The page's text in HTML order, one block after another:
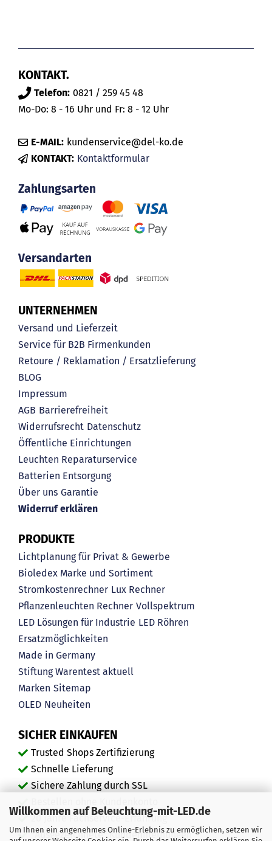
Willkommen auf Beleuchtung-mit-LED.de
Um Ihnen ein angenehmes Online-Erlebnis zu ermöglichen, setzen wir
KONTAKT.
Telefon: 0821 / 259 45 48
Mo-Do: 8 - 16 Uhr und Fr: 8 - 12 Uhr
E-MAIL: kundenservice@del-ko.de
KONTAKT: Kontaktformular
Zahlungsarten
Versandarten
UNTERNEHMEN
Versand und Lieferzeit
Service für B2B Firmenkunden
Retoure / Reklamation / Ersatzlieferung
BLOG
Impressum
AGB Barrierefreiheit
Widerrufsrecht Datenschutz
Öffentliche Einrichtungen
Leuchten Reparaturservice
Batterien Entsorgung
Über uns Garantie
Widerruf erklären
PRODUKTE
Lichtplanung für Privat & Gewerbe
Bioledex Marke und Sortiment
Stromkostenrechner Lux Rechner
Pflanzenleuchten Rechner Vollspektrum
LED Lösungen für Industrie LED Röhren
Ersatzmöglichkeiten
Made in Germany
Stiftung Warentest aktuell
Marken Sitemap
OLED Neuheiten
SICHER EINKAUFEN
Trusted Shops Zertifizierung
Schnelle Lieferung
Sichere Zahlung durch SSL
20 Jahre Fachservice-Erfahrung
"Ausgezeichnete" Kundenmeinungen